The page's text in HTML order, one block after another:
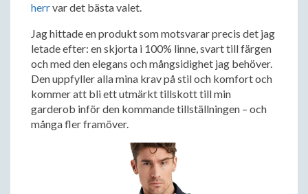
herrvar det bästa valet.
Jag hittade en produkt som motsvarar precis det jag
letade efter: en skjorta i 100% linne, svart till färgen
och med den elegans och mångsidighet jag behöver.
Den uppfyller alla mina krav på stil och komfort och
kommer att bli ett utmärkt tillskott till min
garderob inför den kommande tillställningen – och
många fler framöver.